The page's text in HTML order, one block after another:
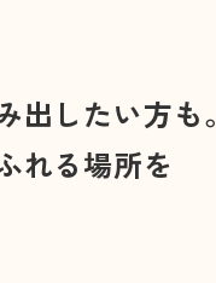
出したい方も。
れる場所を